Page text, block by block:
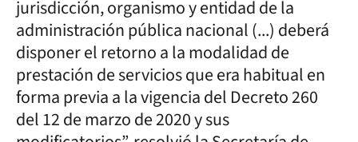
jurisdicción, organismo y entidad de la
administración pública nacional (...) deberá
disponer el retorno a la modalidad de
prestación de servicios que era habitual en
forma previa a la vigencia del Decreto 260
del 12 de marzo de 2020 y sus